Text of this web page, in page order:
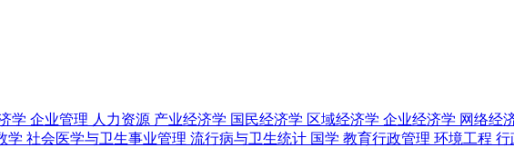
学 企业管理 人力资源 产业经济学 国民经济学 区域经济学 企业经济学 网络经
学 社会医学与卫生事业管理 流行病与卫生统计 国学 教育行政管理 环境工程 行